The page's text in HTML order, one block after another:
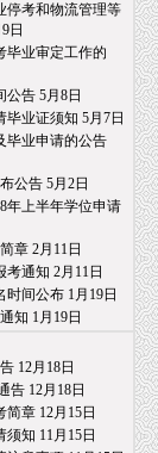
停考和物流管理等
日
毕业审定工作的
公告5月8日
毕业证须知 5月7日
毕业申请的公告
公告5月2日
年上半年学位申请
章2月11日
考通知 2月11日
时间公布1月19日
知 1月19日
12月18日
告12月18日
简章12月15日
须知 11月15日